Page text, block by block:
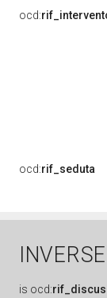
ocd:
ocd:rif_seduta
is ocd: